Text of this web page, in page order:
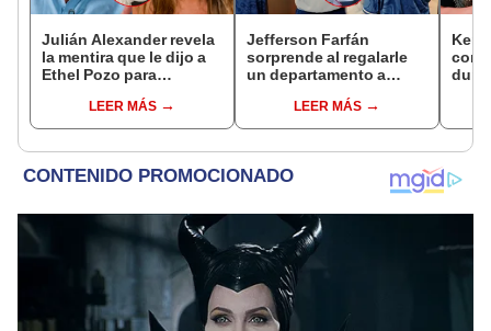
Julián Alexander revela
la mentira que le dijo a
Ethel Pozo para
hubiéramos salido”
LEER MÁS
Jefferson Farfán
sorprende al regalarle
un departamento a
fútbol: "Lo hago de
corazón"
LEER MÁS
dura